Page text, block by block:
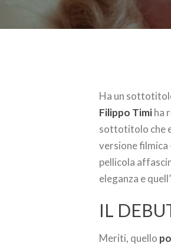
Ha un
Filippo Timiha
sottotitolo che
versione filmica
pellicola
eleganza e
IL
Meriti, quello